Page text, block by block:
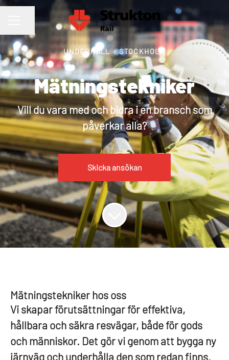
KARRIÄRMENY
Dela sidan
UNDERHÅLL · STOCKHOLM
Mätningstekniker
Vill du vara med och bidra i en bransch som
påverkar alla?
Skicka ansökan
Mätningstekniker hos oss
Vi skapar förutsättningar för effektiva,
hållbara och säkra resvägar, både för gods
och människor. Det gör vi genom att bygga ny
järnväg och underhålla den som redan finns.